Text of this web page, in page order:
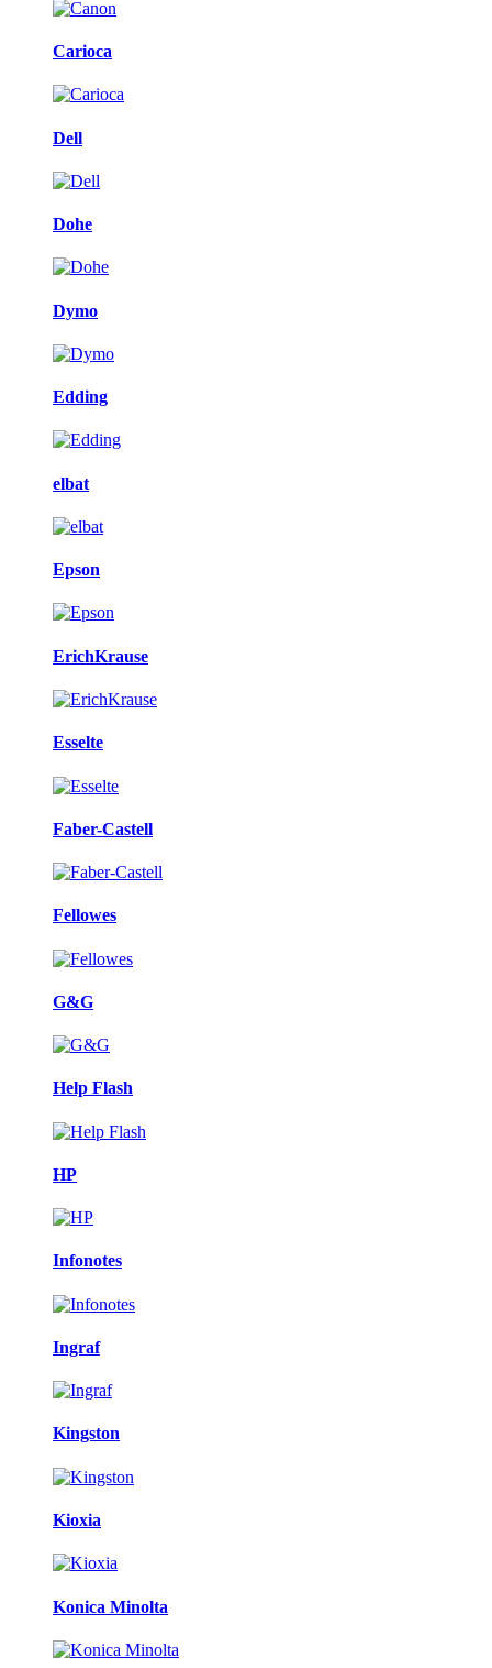
Carioca
Dell
Dohe
Dymo
Edding
elbat
Epson
ErichKrause
Esselte
Faber-Castell
Fellowes
G&G
Help Flash
HP
Infonotes
Ingraf
Kingston
Kioxia
Konica Minolta